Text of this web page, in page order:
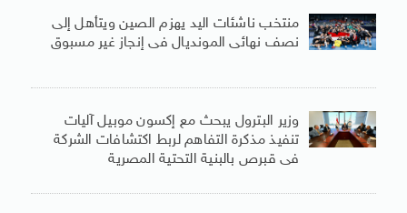
منتخب ناشئات اليد يهزم الصين ويتأهل إلى
نصف نهائى المونديال فى إنجاز غير مسبوق
وزير البترول يبحث مع إكسون موبيل آليات
تنفيذ مذكرة التفاهم لربط اكتشافات الشركة
فى قبرص بالبنية التحتية المصرية